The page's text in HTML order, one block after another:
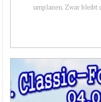
umplanen. Zwar bleibt